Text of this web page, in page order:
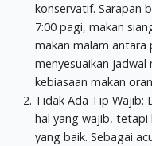
konservatif. Sarapan
7:00 pagi, makan
makan malam antara
menyesuaikan jadwal
kebiasaan makan
Tidak Ada Tip Wajib:
hal yang wajib, tetapi
yang baik. Sebagai